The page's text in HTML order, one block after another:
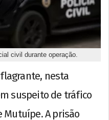
civil durante operação.
nesta
suspeito de tráfico
Mutuípe. A prisão